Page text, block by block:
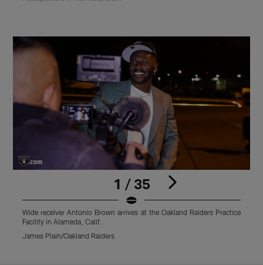
1 / 35
Wide receiver Antonio Brown arrives at the Oakland Raiders Practice
Facility in Alameda, Calif.
James Plain/Oakland Raiders